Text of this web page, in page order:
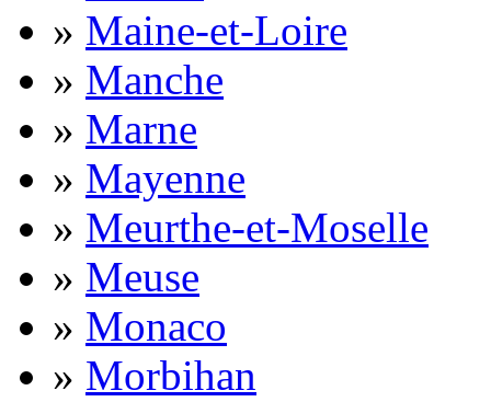
» Maine-et-Loire
» Manche
» Marne
» Mayenne
» Meurthe-et-Moselle
» Meuse
» Monaco
» Morbihan